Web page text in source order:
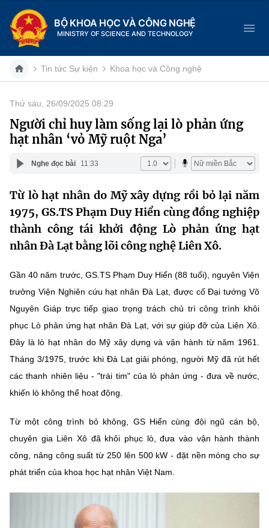
BỘ KHOA HỌC VÀ CÔNG NGHỆ
MINISTRY OF SCIENCE AND TECHNOLOGY
Danh mục
Trang chủ
Giới thiệu
Chức năng nhiệm vụ
Cơ cấu tổ chức
Sở Khoa học và Công nghệ
Tin tức sự kiện
Khoa học và Công nghệ
Chuyển đổi số
Bưu chính, Viễn thông
Sở hữu trí tuệ
Tiêu chuẩn, đo lường, chất lượng
Tin tổng hợp
Dịch vụ công
Hệ thống văn bản
Văn bản chỉ đạo điều hành
Lấy ý kiến người dân về dự thảo VBQPPL
THỐNG KÊ
Khoa học và Công nghệ
Chuyển đổi số
Bưu chính, Viễn thông
Sở hữu trí tuệ
Năng lượng nguyên tử
Multimedia
THƯ ĐIỆN TỬ
Khác
Infographic
Voice
Nhiệm vụ trọng tâm
Tin tức Sự kiện Khoa học và Công nghệ
Thứ sáu, 26/09/2025 08:29
Người chỉ huy làm sống lại lò phản ứng
hạt nhân ‘vỏ Mỹ ruột Nga’
Nghe đọc bài 11:33
Từ lò hạt nhân do Mỹ xây dựng rồi bỏ lại năm
1975, GS.TS Phạm Duy Hiển cùng đồng nghiệp
thành công tái khởi động Lò phản ứng hạt
nhân Đà Lạt bằng lõi công nghệ Liên Xô.
Gần 40 năm trước, GS.TS Phạm Duy Hiển (88 tuổi), nguyên Viện
trưởng Viện Nghiên cứu hạt nhân Đà Lạt, được cố Đại tướng Võ
Nguyên Giáp trực tiếp giao trọng trách chủ trì công trình khôi
phục Lò phản ứng hạt nhân Đà Lạt, với sự giúp đỡ của Liên Xô.
Đây là lò hạt nhân do Mỹ xây dựng và vận hành từ năm 1961.
Tháng 3/1975, trước khi Đà Lạt giải phóng, người Mỹ đã rút hết
các thanh nhiên liệu - "trái tim" của lò phản ứng - đưa về nước,
khiến lò không thể hoạt động.
Từ một công trình bỏ không, GS Hiển cùng đội ngũ cán bộ,
chuyên gia Liên Xô đã khôi phục lò, đưa vào vận hành thành
công, nâng công suất từ 250 lên 500 kW - đặt nền móng cho sự
phát triển của khoa học hạt nhân Việt Nam.